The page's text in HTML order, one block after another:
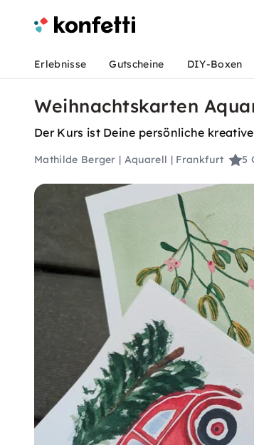
Erlebnisse Gutscheine DIY-Boxen
Weihnachtskarten
Der Kurs ist Deine persönliche
Mathilde Berger | Aquarell | Frankfurt 5